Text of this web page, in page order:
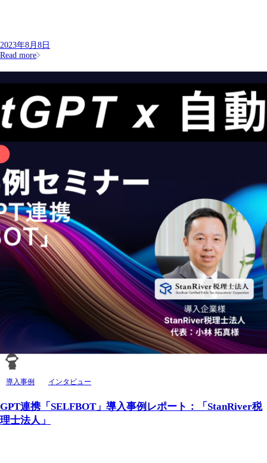
2023年8月8日
Read more
導入事例 インタビュー
GPT連携「SELFBOT」導入事例レポート：「StanRiver税
理士法人」